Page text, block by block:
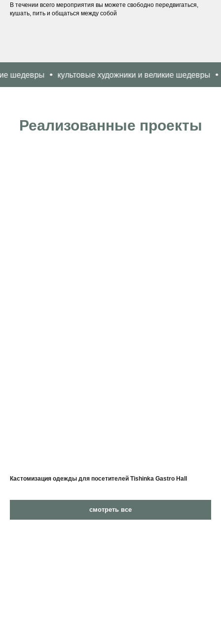
В течении всего мероприятия вы можете свободно передвигаться,
кушать, пить и общаться между собой
культовые художники и великие шедевры
Реализованные проекты
Кастомизация одежды для посетителей Tishinka Gastro Hall
смотреть все